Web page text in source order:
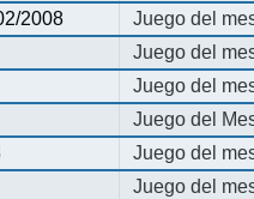
2008
Juego del
Juego del
Juego del
Juego del
Juego del
Juego del